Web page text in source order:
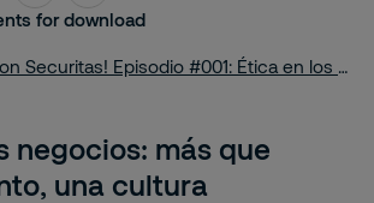
negocios: más que
una cultura
for download
¡Un café con Securitas! Episodio #001: Ética en los negocios (parte 1)